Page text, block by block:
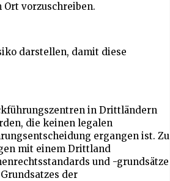
vorzuschreiben.
darstellen, damit diese
in Drittländern
die keinen legalen
ergangen ist. Zu
mit einem Drittland
und -grundsätze
der